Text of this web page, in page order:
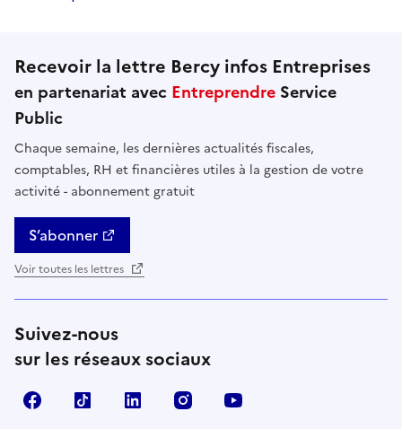
Recevoir la lettre Bercy infos Entreprises
en partenariat avec Entreprendre Service
Public
Chaque semaine, les dernières actualités fiscales,
comptables, RH et financières utiles à la gestion de votre
activité - abonnement gratuit
S’abonner
Voir toutes les lettres
Suivez-nous
sur les réseaux sociaux
FacebookTikTok Linkedin Instagram